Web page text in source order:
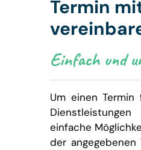
Termin
Einfach und
Um einen
einfache
der